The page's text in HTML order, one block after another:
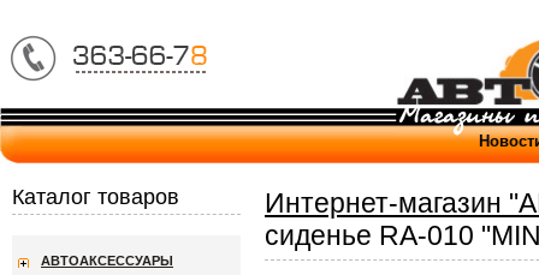
Интернет-магазин
сиденье RA-010
Каталог товаров
АВТОАКСЕССУАРЫ